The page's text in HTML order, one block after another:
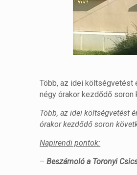
Több, az idei költségvetést
négy órakor kezdődő soron
Több, az idei költségvetést
órakor kezdődő soron
Napirendi pontok:
–Beszámoló a Toronyi